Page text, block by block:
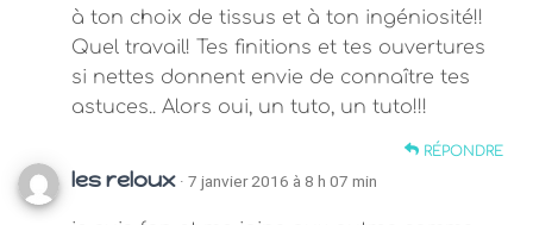
à ton choix de tissus et à ton ingéniosité!!
Quel travail! Tes finitions et tes ouvertures
si nettes donnent envie de connaître tes
astuces.. Alors oui, un tuto, un tuto!!!
RÉPONDRE
les reloux · 7 janvier 2016 à 8 h 07 min